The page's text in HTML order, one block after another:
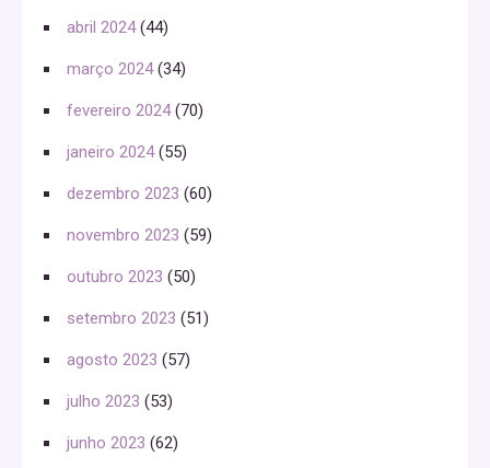
abril 2024(44)
março 2024(34)
fevereiro 2024(70)
janeiro 2024(55)
dezembro 2023 (60)
novembro 2023 (59)
outubro 2023 (50)
setembro 2023 (51)
agosto 2023 (57)
julho 2023 (53)
junho 2023 (62)